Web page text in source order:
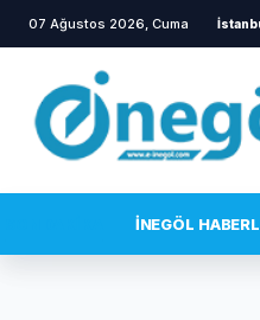
07 Ağustos 2026, Cuma
İNEGÖL